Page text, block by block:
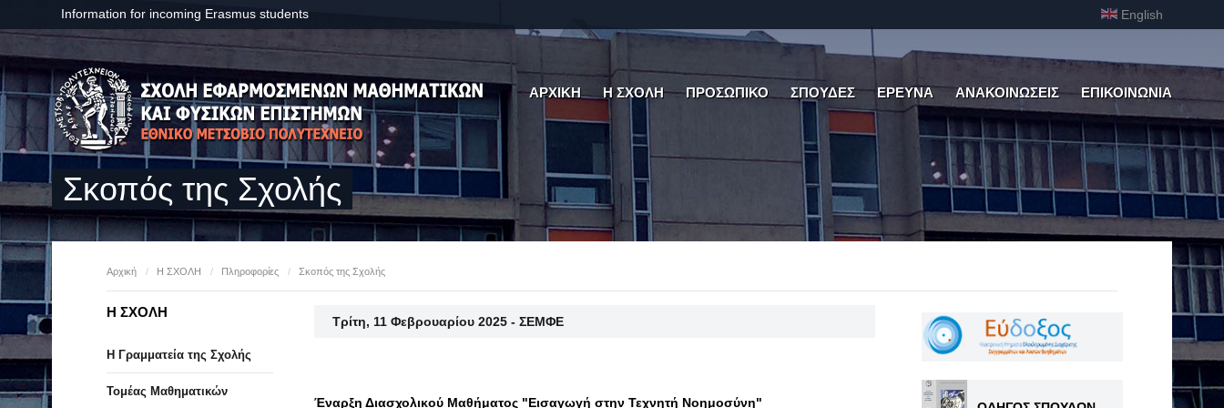
Information for incoming Erasmus students English
ΑΡΧΙΚΗ Η ΣΧΟΛΗ ΠΡΟΣΩΠΙΚΟ ΣΠΟΥΔΕΣ ΕΡΕΥΝΑ ΑΝΑΚΟΙΝΩΣΕΙΣ ΕΠΙΚΟΙΝΩΝΙΑ
Σκοπός της Σχολής
Αρχική / Η ΣΧΟΛΗ / Πληροφορίες / Σκοπός της Σχολής
Τρίτη, 11 Φεβρουαρίου 2025 - ΣΕΜΦΕ
Έναρξη Διασχολικού Μαθήματος "Εισαγωγή στην Τεχνητή Νοημοσύνη"
Η ΣΧΟΛΗ
Η Γραμματεία της Σχολής
Τομέας Μαθηματικών